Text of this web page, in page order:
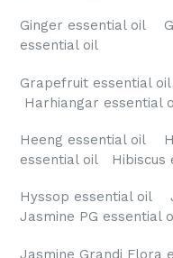
Ginger essential oil
essential oil
Grapefruit essential
Harhiangar essential
Heeng essential oil
essential oil Hibiscus
Hyssop essential oil
Jasmine PG essential
Jasmine Grandi